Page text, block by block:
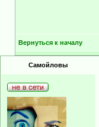
Вернуться к началу
Самойловы